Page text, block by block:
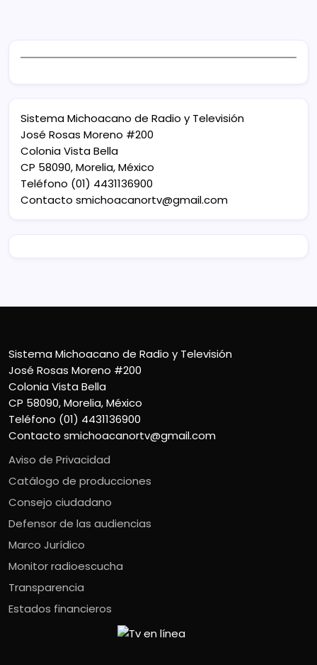
Sistema Michoacano de Radio y Televisión
José Rosas Moreno #200
Colonia Vista Bella
CP 58090, Morelia, México
Teléfono (01) 4431136900
Contacto smichoacanortv@gmail.com
Sistema Michoacano de Radio y Televisión
José Rosas Moreno #200
Colonia Vista Bella
CP 58090, Morelia, México
Teléfono (01) 4431136900
Contacto smichoacanortv@gmail.com
Aviso de Privacidad
Catálogo de producciones
Consejo ciudadano
Defensor de las audiencias
Marco Jurídico
Monitor radioescucha
Transparencia
Estados financieros